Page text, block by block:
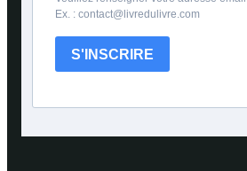
Ex. : contact@livredulivre.com
S'INSCRIRE